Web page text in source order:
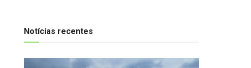
Notícias recentes